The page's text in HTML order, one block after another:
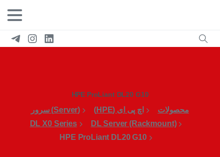
HPE ProLiant DL20 G10
محصولات اچ پی ای (HPE)
(Server) سرور
DL Server (Rackmount)
DL X0 Series
HPE ProLiant DL20 G10